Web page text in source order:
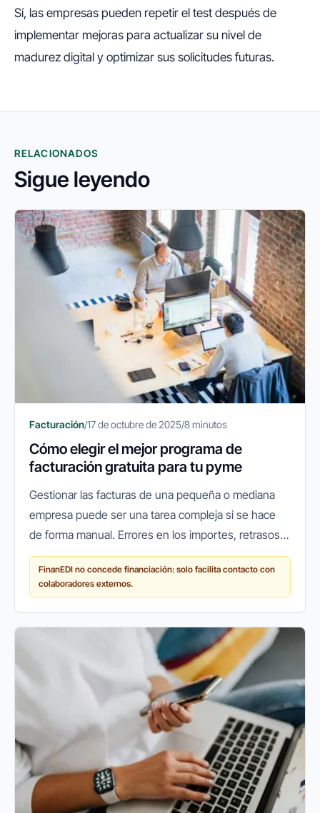
Sí, las empresas pueden repetir el test después de
implementar mejoras para actualizar su nivel de
madurez digital y optimizar sus solicitudes futuras.
RELACIONADOS
Sigue leyendo
Facturación/17 de octubre de 2025/8 minutos
Cómo elegir el mejor programa de
facturación gratuita para tu pyme
Gestionar las facturas de una pequeña o mediana
empresa puede ser una tarea compleja si se hace
de forma manual. Errores en los importes, retrasos
en los cobros o pérdidas de documentos son
problemas habituales que...
FinanEDI no concede financiación: solo facilita contacto con
colaboradores externos.